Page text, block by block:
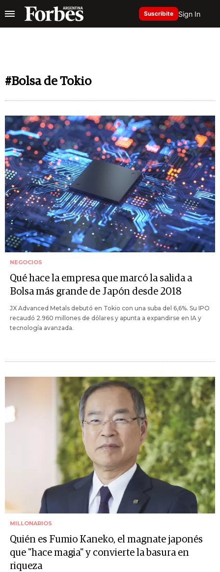
Suscribite Sign In
#Bolsa de Tokio
NEGOCIOS
Qué hace la empresa que marcó la salida a
Bolsa más grande de Japón desde 2018
JX Advanced Metals debutó en Tokio con una suba del 6,6%. Su IPO
recaudó 2.960 millones de dólares y apunta a expandirse en IA y
tecnología avanzada.
MILLONARIOS
Quién es Fumio Kaneko, el magnate japonés
que "hace magia" y convierte la basura en
riqueza